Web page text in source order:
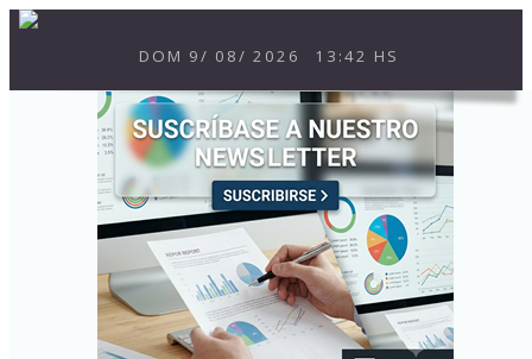
DOM 9/ 08/ 2026 13:42 HS